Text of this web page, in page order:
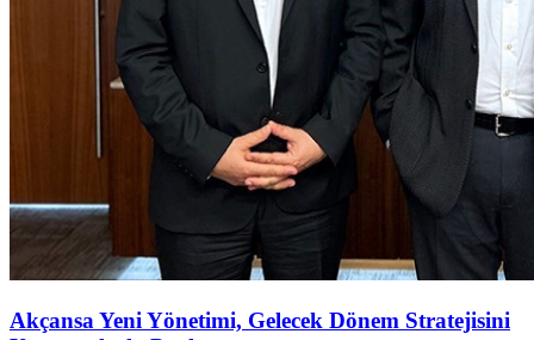
Akçansa Yeni Yönetimi, Gelecek Dönem Stratejisini